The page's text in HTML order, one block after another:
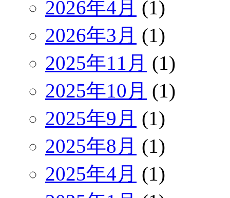
2026年4月 (1)
2026年3月 (1)
2025年11月 (1)
2025年10月 (1)
2025年9月 (1)
2025年8月 (1)
2025年4月 (1)